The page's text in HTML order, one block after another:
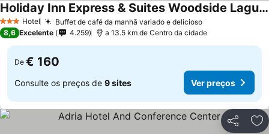
3 EstrelasHotel Buffet de café da manhã variado e delicioso
Holiday Inn Express & Suites Woodside Laguardia Airport By Ihg
8,6 Excelente 4.259 a 13.5 km de Centro da cidade
De € 160
Consulte os preços de 9 sites Ver preços
Partilhar